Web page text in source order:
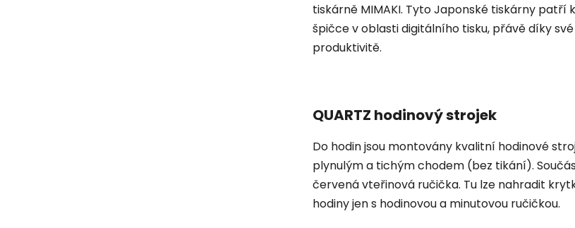
tiskárně MIMAKI. Tyto Japonské tiskárny patří
špičce v oblasti digitálního tisku, přávě díky
produktivitě.
QUARTZ hodinový strojek
Do hodin jsou montovány kvalitní hodinové
plynulým a tichým chodem (bez tikání).
červená vteřinová ručička. Tu lze nahradit
hodiny jen s hodinovou a minutovou ručičkou.